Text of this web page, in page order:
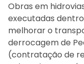
Obras em
executadas
melhorar o
derrocagem de
(contratação de